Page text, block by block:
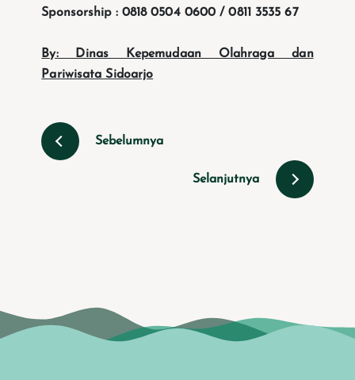
Sponsorship : 0818 0504 0600 / 0811 3535 67
By: Dinas Kepemudaan Olahraga dan
Pariwisata Sidoarjo
Sebelumnya
Selanjutnya